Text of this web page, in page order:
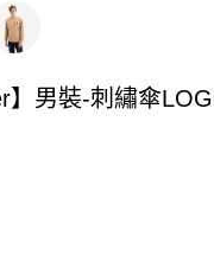
】男裝-刺繡傘